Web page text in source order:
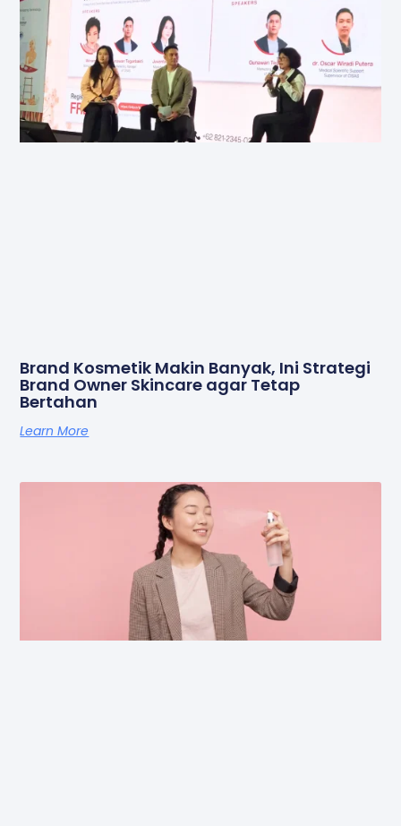
Brand Kosmetik Makin Banyak, Ini Strategi
Brand Owner Skincare agar Tetap
Bertahan
Learn More